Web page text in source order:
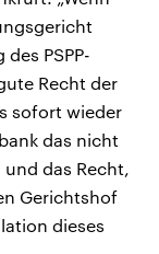
PSPP-
Recht der
sofort wieder
das nicht
das Recht,
Gerichtshof
dieses